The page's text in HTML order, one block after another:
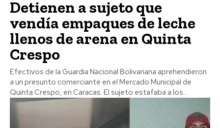
Detienen a sujeto que
vendía empaques de leche
llenos de arena en Quinta
Crespo
Efectivos de la Guardia Nacional Bolivariana aprehendieron
a un presunto comerciante en el Mercado Municipal de
Quinta Crespo, en Caracas. El sujeto estafaba a los...